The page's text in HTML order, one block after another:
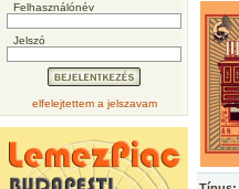
Felhasználónév
Jelszó
elfelejtettem a jelszavam